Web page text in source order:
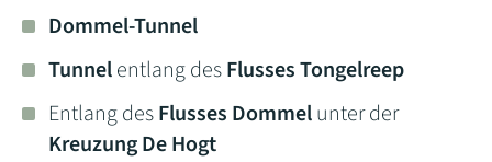
Dommel-Tunnel
Tunnelentlang desFlusses Tongelreep
Entlang desFlusses Dommelunter der
Kreuzung De Hogt